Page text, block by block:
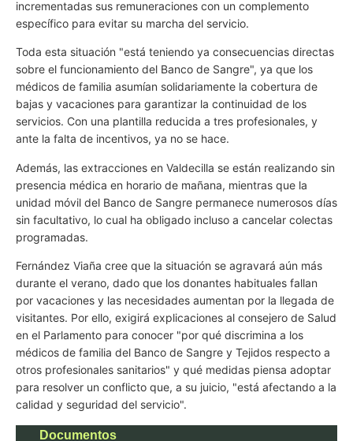
incrementadas sus remuneraciones con un complemento
específico para evitar su marcha del servicio.
Toda esta situación "está teniendo ya consecuencias directas
sobre el funcionamiento del Banco de Sangre", ya que los
médicos de familia asumían solidariamente la cobertura de
bajas y vacaciones para garantizar la continuidad de los
servicios. Con una plantilla reducida a tres profesionales, y
ante la falta de incentivos, ya no se hace.
Además, las extracciones en Valdecilla se están realizando sin
presencia médica en horario de mañana, mientras que la
unidad móvil del Banco de Sangre permanece numerosos días
sin facultativo, lo cual ha obligado incluso a cancelar colectas
programadas.
Fernández Viaña cree que la situación se agravará aún más
durante el verano, dado que los donantes habituales fallan
por vacaciones y las necesidades aumentan por la llegada de
visitantes. Por ello, exigirá explicaciones al consejero de Salud
en el Parlamento para conocer "por qué discrimina a los
médicos de familia del Banco de Sangre y Tejidos respecto a
otros profesionales sanitarios" y qué medidas piensa adoptar
para resolver un conflicto que, a su juicio, "está afectando a la
calidad y seguridad del servicio".
Documentos